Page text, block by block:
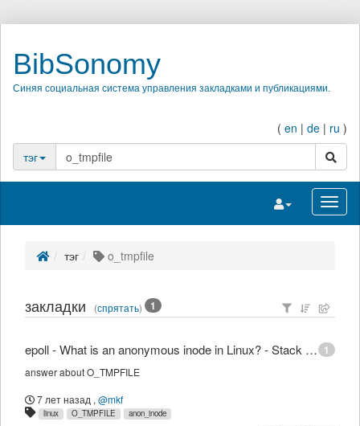
BibSonomy
Синяя социальная система управления закладками и публикациями.
( en | de | ru )
тэг
поиск
Переключить
тэг o_tmpfile
закладки (спрятать) 1
1
epoll - What is an anonymous inode in Linux? - Stack Overflow
answer about O_TMPFILE
7 лет назад , @mkf
linux O_TMPFILE anon_inode